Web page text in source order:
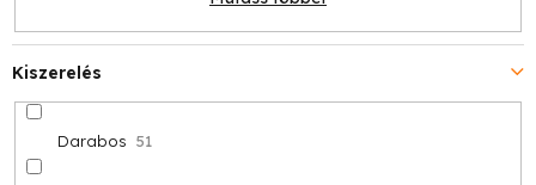
Kiszerelés
Darabos 51